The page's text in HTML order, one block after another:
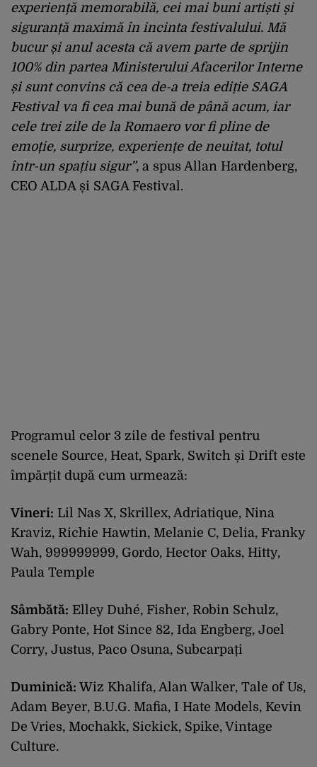
experiență memorabilă, cei mai buni artiști și
siguranță maximă în incinta festivalului. Mă
bucur și anul acesta că avem parte de sprijin
100% din partea Ministerului Afacerilor Interne
și sunt convins că cea de-a treia ediție SAGA
Festival va fi cea mai bună de până acum, iar
cele trei zile de la Romaero vor fi pline de
emoție, surprize, experiențe de neuitat, totul
într-un spațiu sigur”, a spus Allan Hardenberg,
CEO ALDA și SAGA Festival.
Programul celor 3 zile de festival pentru
scenele Source, Heat, Spark, Switch și Drift este
împărțit după cum urmează:
Vineri: Lil Nas X, Skrillex, Adriatique, Nina
Kraviz, Richie Hawtin, Melanie C, Delia, Franky
Wah, 999999999, Gordo, Hector Oaks, Hitty,
Paula Temple
Sâmbătă: Elley Duhé, Fisher, Robin Schulz,
Gabry Ponte, Hot Since 82, Ida Engberg, Joel
Corry, Justus, Paco Osuna, Subcarpați
Duminică: Wiz Khalifa, Alan Walker, Tale of Us,
Adam Beyer, B.U.G. Mafia, I Hate Models, Kevin
De Vries, Mochakk, Sickick, Spike, Vintage
Culture.